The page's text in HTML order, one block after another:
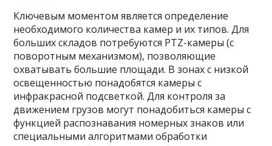
Ключевым моментом является определение
необходимого количества камер и их типов. Для
больших складов потребуются PTZ-камеры (с
поворотным механизмом), позволяющие
охватывать большие площади. В зонах с низкой
освещенностью понадобятся камеры с
инфракрасной подсветкой. Для контроля за
движением грузов могут понадобиться камеры с
функцией распознавания номерных знаков или
специальными алгоритмами обработки